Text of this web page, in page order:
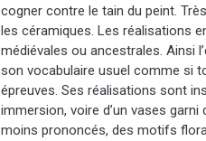
cogner contre le tain du peint.
les céramiques. Les réalisations
médiévales ou ancestrales. Ainsi
son vocabulaire usuel comme si
épreuves. Ses réalisations sont
immersion, voire d’un vases
moins prononcés, des motifs